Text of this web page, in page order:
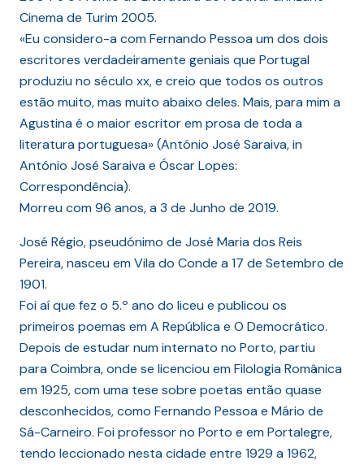
Cinema de Turim 2005.
«Eu considero-a com Fernando Pessoa um dos dois
escritores verdadeiramente geniais que Portugal
produziu no século xx, e creio que todos os outros
estão muito, mas muito abaixo deles. Mais, para mim a
Agustina é o maior escritor em prosa de toda a
literatura portuguesa» (António José Saraiva, in
António José Saraiva e Óscar Lopes:
Correspondência).
Morreu com 96 anos, a 3 de Junho de 2019.
José Régio, pseudónimo de José Maria dos Reis
Pereira, nasceu em Vila do Conde a 17 de Setembro de
1901.
Foi aí que fez o 5.º ano do liceu e publicou os
primeiros poemas em A República e O Democrático.
Depois de estudar num internato no Porto, partiu
para Coimbra, onde se licenciou em Filologia Românica
em 1925, com uma tese sobre poetas então quase
desconhecidos, como Fernando Pessoa e Mário de
Sá-Carneiro. Foi professor no Porto e em Portalegre,
tendo leccionado nesta cidade entre 1929 a 1962,